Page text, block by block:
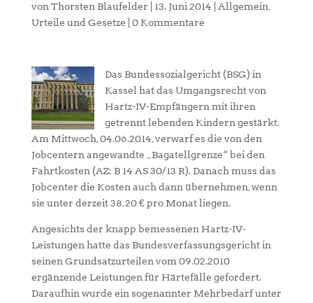
von Thorsten Blaufelder 13. Juni 2014 Allgemein
Urteile und Gesetze
0 Kommentare
Das Bundessozialgericht (BSG) in
Kassel hat das Umgangsrecht von
Hartz-IV-Empfängern mit ihren
getrennt lebenden Kindern gestärkt.
Am Mittwoch, 04.06.2014, verwarf es die von den
Jobcentern angewandte „Bagatellgrenze“ bei den
Fahrtkosten (AZ: B 14 AS 30/13 R). Danach muss das
Jobcenter die Kosten auch dann übernehmen, wenn
sie unter derzeit 38,20 € pro Monat liegen.
Angesichts der knapp bemessenen Hartz-IV-
Leistungen hatte das Bundesverfassungsgericht in
seinen Grundsatzurteilen vom 09.02.2010
ergänzende Leistungen für Härtefälle gefordert.
Daraufhin wurde ein sogenannter Mehrbedarf unter